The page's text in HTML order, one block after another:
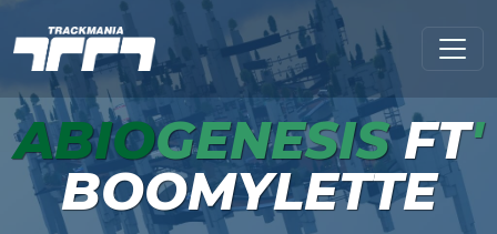
ABIOGENESISFT'
BOOMYLETTE